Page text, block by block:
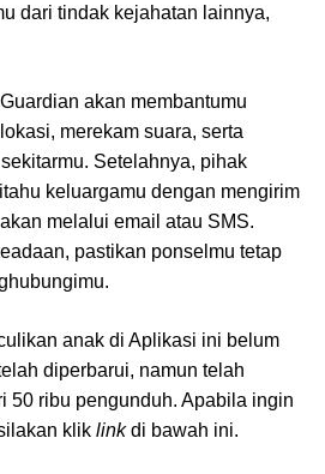
dari tindak kejahatan lainnya,
akan membantumu
merekam suara, serta
Setelahnya, pihak
keluargamu dengan mengirim
melalui email atau SMS.
pastikan ponselmu tetap
anak di Aplikasi ini belum
diperbarui, namun telah
50 ribu pengunduh. Apabila ingin
klik linkdi bawah ini.